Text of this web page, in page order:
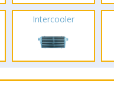
Intercooler